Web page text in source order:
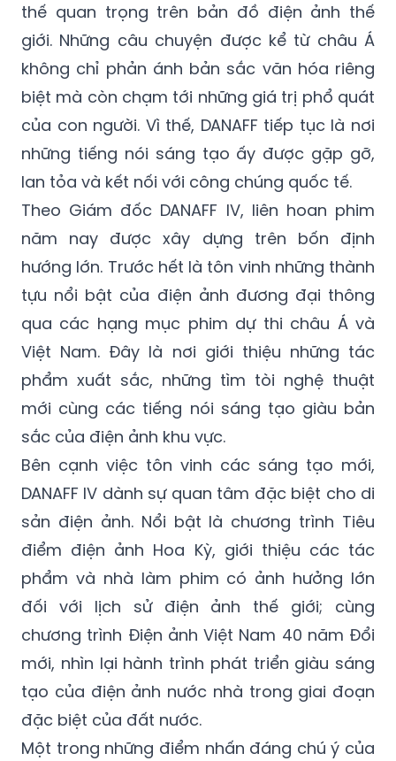
thế quan trọng trên bản đồ điện ảnh thế
giới. Những câu chuyện được kể từ châu Á
không chỉ phản ánh bản sắc văn hóa riêng
biệt mà còn chạm tới những giá trị phổ quát
của con người. Vì thế, DANAFF tiếp tục là nơi
những tiếng nói sáng tạo ấy được gặp gỡ,
lan tỏa và kết nối với công chúng quốc tế.
Theo Giám đốc DANAFF IV, liên hoan phim
năm nay được xây dựng trên bốn định
hướng lớn. Trước hết là tôn vinh những thành
tựu nổi bật của điện ảnh đương đại thông
qua các hạng mục phim dự thi châu Á và
Việt Nam. Đây là nơi giới thiệu những tác
phẩm xuất sắc, những tìm tòi nghệ thuật
mới cùng các tiếng nói sáng tạo giàu bản
sắc của điện ảnh khu vực.
Bên cạnh việc tôn vinh các sáng tạo mới,
DANAFF IV dành sự quan tâm đặc biệt cho di
sản điện ảnh. Nổi bật là chương trình Tiêu
điểm điện ảnh Hoa Kỳ, giới thiệu các tác
phẩm và nhà làm phim có ảnh hưởng lớn
đối với lịch sử điện ảnh thế giới; cùng
chương trình Điện ảnh Việt Nam 40 năm Đổi
mới, nhìn lại hành trình phát triển giàu sáng
tạo của điện ảnh nước nhà trong giai đoạn
đặc biệt của đất nước.
Một trong những điểm nhấn đáng chú ý của